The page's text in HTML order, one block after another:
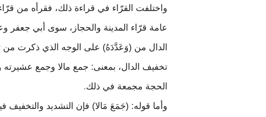
واختلفت القرّاء في قراءة ذلك، فقرأه من
عامة قرّاء المدينة والحجاز، سوى أبي
الدال من (وَعَدَّدَهُ) على الوجه الذي ذكرت من
تخفيف الدال، بمعنى: جمع مالا وجمع عشيرته
الحجة مجمعة في ذلك.
وأما قوله: (جَمَعَ مَالا) فإن التشديد والتخفيف